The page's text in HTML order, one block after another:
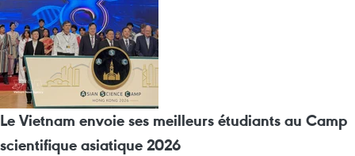
Le Vietnam envoie ses meilleurs étudiants au Camp
scientifique asiatique 2026